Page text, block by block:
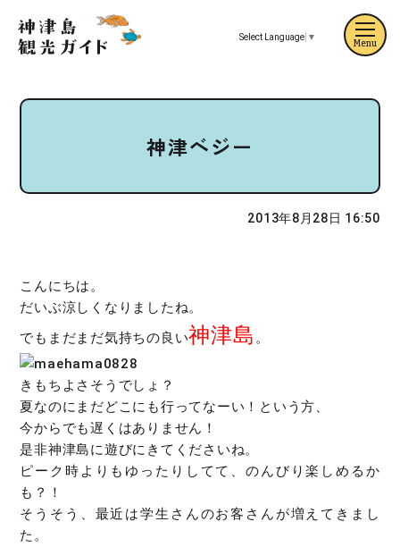
Select Language ▼
神津ベジー
2013年8月28日 16:50
こんにちは。
だいぶ涼しくなりましたね。
でもまだまだ気持ちの良い神津島 。
きもちよさそうでしょ？
夏なのにまだどこにも行ってなーい！という方、
今からでも遅くはありません！
是非神津島に遊びにきてくださいね。
ピーク時よりもゆったりしてて、のんびり楽しめるか
も？！
そうそう、最近は学生さんのお客さんが増えてきまし
た。
Menu